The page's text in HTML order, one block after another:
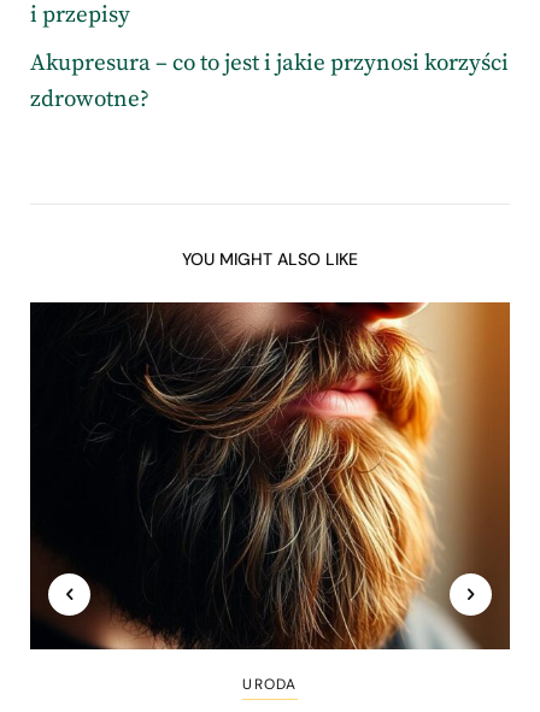
i przepisy
Akupresura – co to jest i jakie przynosi korzyści
zdrowotne?
YOU MIGHT ALSO LIKE
URODA